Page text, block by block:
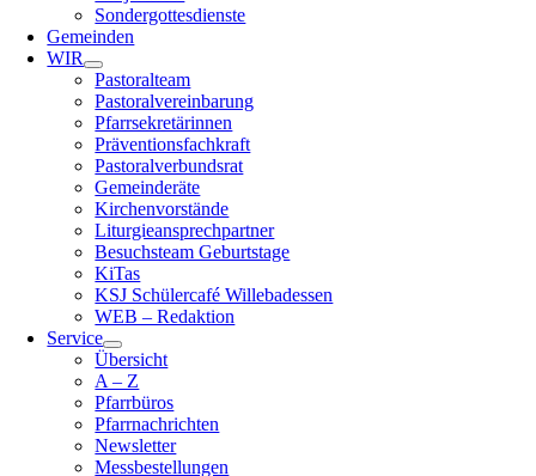
Sondergottesdienste
Gemeinden
WIR
Pastoralteam
Pastoralvereinbarung
Pfarrsekretärinnen
Präventionsfachkraft
Pastoralverbundsrat
Gemeinderäte
Kirchenvorstände
Liturgieansprechpartner
Besuchsteam Geburtstage
KiTas
KSJ Schülercafé Willebadessen
WEB – Redaktion
Service
Übersicht
A – Z
Pfarrbüros
Pfarrnachrichten
Newsletter
Messbestellungen